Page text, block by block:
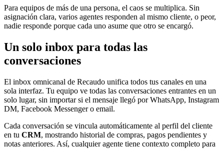
Para equipos de más de una persona, el caos se multiplica. Sin
asignación clara, varios agentes responden al mismo cliente, o peor,
nadie responde porque cada uno asume que otro se encargó.
Un solo inbox para todas las
conversaciones
El inbox omnicanal de Recaudo unifica todos tus canales en una
sola interfaz. Tu equipo ve todas las conversaciones entrantes en un
solo lugar, sin importar si el mensaje llegó por WhatsApp, Instagram
DM, Facebook Messenger o email.
Cada conversación se vincula automáticamente al perfil del cliente
en tu CRM, mostrando historial de compras, pagos pendientes y
notas anteriores. Así, cualquier agente tiene contexto completo para